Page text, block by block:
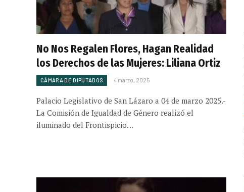
No Nos Regalen Flores, Hagan Realidad
los Derechos de las Mujeres: Liliana Ortiz
CÁMARA DE DIPUTADOS 4 marzo, 2025
Palacio Legislativo de San Lázaro a 04 de marzo 2025.-
La Comisión de Igualdad de Género realizó el
iluminado del Frontispicio…